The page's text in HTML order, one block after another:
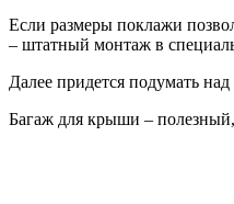
Если размеры поклажи
– штатный монтаж в
Далее придется подумать
Багаж для крыши –